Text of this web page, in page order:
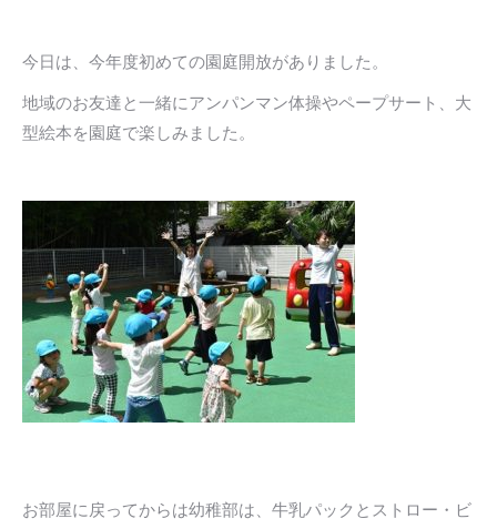
今日は、今年度初めての園庭開放がありました。
地域のお友達と一緒にアンパンマン体操やペープサート、大
型絵本を園庭で楽しみました。
お部屋に戻ってからは幼稚部は、牛乳パックとストロー・ビ